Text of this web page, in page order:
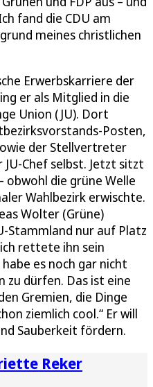
fand die CDU am
meines christlichen
Erwerbskarriere der
er als Mitglied in die
Union (JU). Dort
Posten,
der Stellvertreter
JU-Chef selbst. Jetzt sitzt
obwohl die grüne Welle
Wahlbezirk erwischte.
Wolter (Grüne)
Stammland nur auf Platz
rettete ihn sein
es noch gar nicht
dürfen. Das ist eine
Gremien, die Dinge
ziemlich cool.“ Er will
Sauberkeit fördern.
Reker